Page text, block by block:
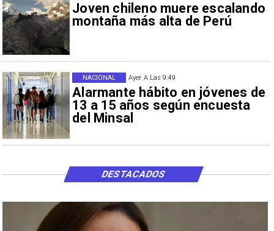
Joven chileno muere escalando
montaña más alta de Perú
Ayer A Las 9:49
Alarmante hábito en jóvenes de
13 a 15 años según encuesta
del Minsal
NACIONAL
DESTACADOS